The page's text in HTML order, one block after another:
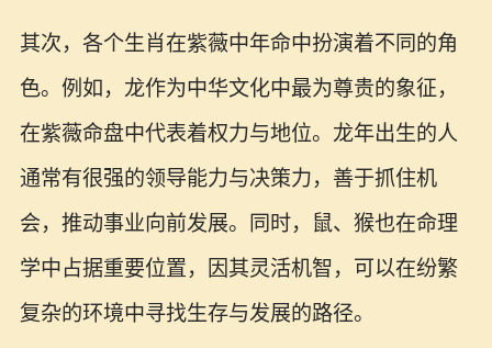
其次，各个生肖在紫薇中年命中扮演着不同的角
色。例如，龙作为中华文化中最为尊贵的象征，
在紫薇命盘中代表着权力与地位。龙年出生的人
通常有很强的领导能力与决策力，善于抓住机
会，推动事业向前发展。同时，鼠、猴也在命理
学中占据重要位置，因其灵活机智，可以在纷繁
复杂的环境中寻找生存与发展的路径。